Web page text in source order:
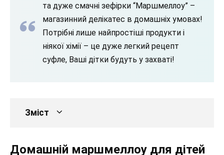
та дуже смачні зефірки “Маршмеллоу” –
магазинний делікатес в домашніх умовах!
Потрібні лише найпростіші продукти і
ніякої хімії – це дуже легкий рецепт
суфле, Ваші дітки будуть у захваті!
Зміст
Домашній маршмеллоу для дітей